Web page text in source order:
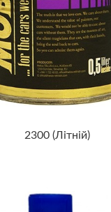
2300 (Літній)